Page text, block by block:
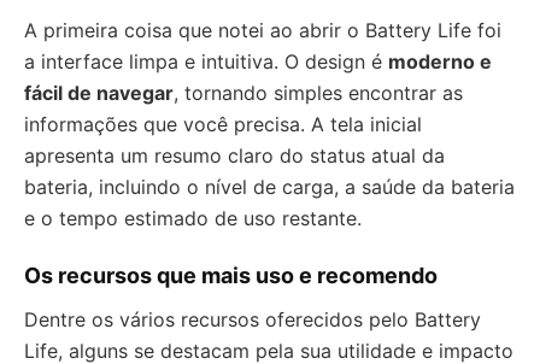
A primeira coisa que notei ao abrir o Battery Life foi
a interface limpa e intuitiva. O design é moderno e
fácil de navegar, tornando simples encontrar as
informações que você precisa. A tela inicial
apresenta um resumo claro do status atual da
bateria, incluindo o nível de carga, a saúde da bateria
e o tempo estimado de uso restante.
Os recursos que mais uso e recomendo
Dentre os vários recursos oferecidos pelo Battery
Life, alguns se destacam pela sua utilidade e impacto